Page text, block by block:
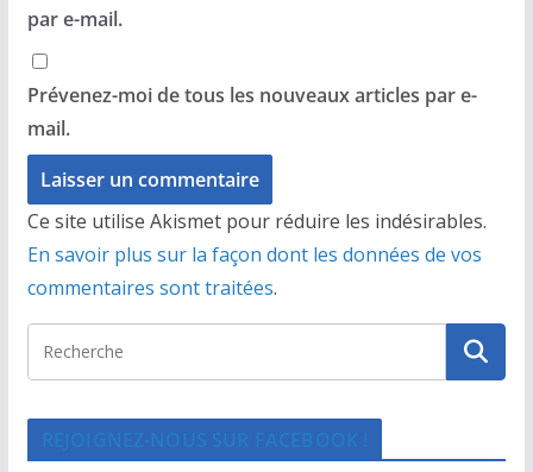
par e-mail.
Prévenez-moi de tous les nouveaux articles par e-
mail.
Ce site utilise Akismet pour réduire les indésirables.
En savoir plus sur la façon dont les données de vos
commentaires sont traitées.
REJOIGNEZ-NOUS SUR FACEBOOK !